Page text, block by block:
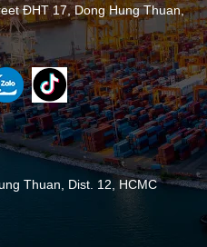
ĐHT 17, Dong Hung Thuan,
Thuan, Dist. 12, HCMC